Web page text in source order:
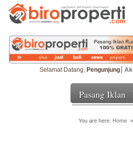
Selamat Datang, Pengunjung
Pasang Iklan
You are here: Home »